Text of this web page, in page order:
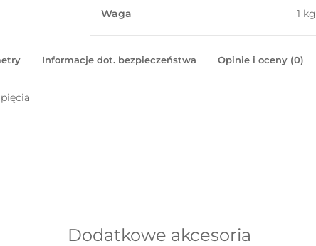
Waga 1 kg
Informacje dot. bezpieczeństwa Opinie i oceny (0)
Dodatkowe akcesoria